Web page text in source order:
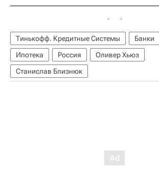
Тинькофф. Кредитные Системы Банки
Ипотека
Россия
Оливер Хьюз
Станислав Близнюк